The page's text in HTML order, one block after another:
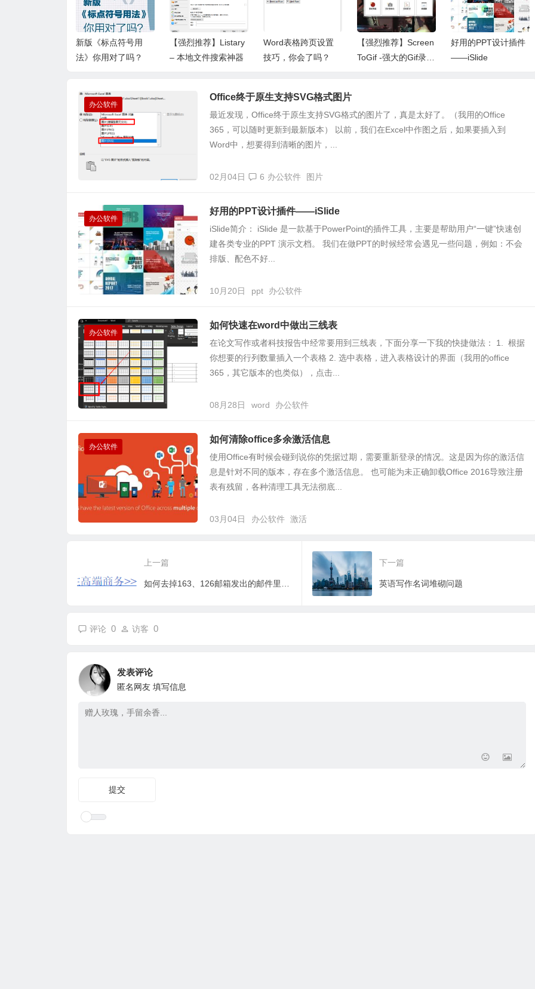
新版《标点符号用
法》你用对了吗？
【强烈推荐】Listary
– 本地文件搜索神器
Word表格跨页设置
技巧，你会了吗？
【强烈推荐】Screen
ToGif -强大的Gif录制
好用的PPT设计插件
——iSlide
办公软件
Office终于原生支持SVG格式图片
最近发现，Office终于原生支持SVG格式的图片了，真是太好了。（我用的Office
365，可以随时更新到最新版本） 以前，我们在Excel中作图之后，如果要插入到
Word中，想要得到清晰的图片，...
02月04日 6 办公软件 图片
办公软件
好用的PPT设计插件——iSlide
iSlide简介： iSlide 是一款基于PowerPoint的插件工具，主要是帮助用户“一键”快速创
建各类专业的PPT 演示文档。 我们在做PPT的时候经常会遇见一些问题，例如：不会
排版、配色不好...
10月20日 ppt 办公软件
办公软件
如何快速在word中做出三线表
在论文写作或者科技报告中经常要用到三线表，下面分享一下我的快捷做法： 1. 根据
你想要的行列数量插入一个表格 2. 选中表格，进入表格设计的界面（我用的office
365，其它版本的也类似），点击...
08月28日 word 办公软件
办公软件
如何清除office多余激活信息
使用Office有时候会碰到说你的凭据过期，需要重新登录的情况。这是因为你的激活信
息是针对不同的版本，存在多个激活信息。 也可能为未正确卸载Office 2016导致注册
表有残留，各种清理工具无法彻底...
03月04日 办公软件 激活
上一篇
如何去掉163、126邮箱发出的邮件里面的广告
下一篇
英语写作名词堆砌问题
评论 0 访客 0
发表评论
匿名网友 填写信息